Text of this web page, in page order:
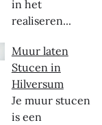
in het
realiseren...
Muur laten
Stucen in
Hilversum
Je muur stucen
is een